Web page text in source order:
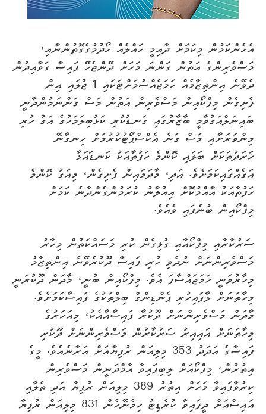
އެހެންކަމުން މިކަމަށް ދާއިމީ ހައްލެއް ހޯދުމުގެގޮތުންނާއި،
މަސްވެރިންގެ އަތުން ގަންނަ މަހަށް ދޭންޖެހޭ ފައިސާ ގަވާއިދުން
ދެވޭނެ އިންތިޒާމެއް ހަމަޖެއްސުމަށްޓަކައި 1 ޖުލައި އިން
ފެށިގެން މިފްކޯއިން މަސްވެރިން އަތުން މަސް ގަންނަމުންދާނީ
ބައިނަލްއަގުވާމީ ބާޒާރުގައި ގަނޑުކުރި ކަޅުބިލަމަހުގެ އަގު ހުރި
މިންވަރަށާއި މަސް ގަނެ އެކްސްޕޯޓުކުރުމަށް ހިނގާނޭ
ޚަރަދުތަކަށް ބަލައި ކޮންމެ ހަފުތާއަކު ކަނޑައަޅާ
އަގެއްގައިކަމަށެވެ. އަދި، މާދަމައިން ފެށިގެން، މިއަގު ކޮންމެ
ހަފުތާއަކު އާއްމުކޮށް އިއުލާނު ކުރަމުންގެންދާނެ ކަމަށް
މިފްކޯއިން ބުނެފައި ވެއެވެ.
ސަރުކާރާއި މިފްކޯއާއި ގުޅިގެން ކުރި މަސައްކަތުން މިހާރު
މަސްވެރިންނަށް ނުދެވި ހުރި ފައިސާ ދޫކުރެވޭނެ އިންތިޒާމު
މިހާރުވަނީ ހަމަޖައްސާފަ އެވެ. މިފްކޯއިން ބުނީ، މާދަން ދޫކުރަނީ
މިހާތަނަށް ލާފައިހުރި ޕެންޑިންގް ބިލްތަކުގެ ފައިސާކަމަށެވެ.
މާދަން މަސްވެރިންނަށް ދޫކުރާ ފައިސާއާއެކު، މިއަހަރުގެ
މިހާތަނަށް އައިއިރު ސަރުކާރުން މަސްވެރިންނަށް ދޫކުރި
ފައިސާގެ އަދަދު 353 މިލިއަން ރުފިޔާއަށް އަރާނެއެވެ. މީގެ
އިތުރުން، މިފްކޯއަށް ލިބިފައިވާ އާމްދަނީން މަސްވެރިން
ކިރުވާފައިވާ މަހަށް އިތުރު 389 މިލިއަން ރުފިޔާ އަދި ތެލާއި
އައިސްއަށް ދީފައިވާ ކުރެޑިޓު ހިމެނޭހެން 831 މިލިއަން ރުފިޔާ